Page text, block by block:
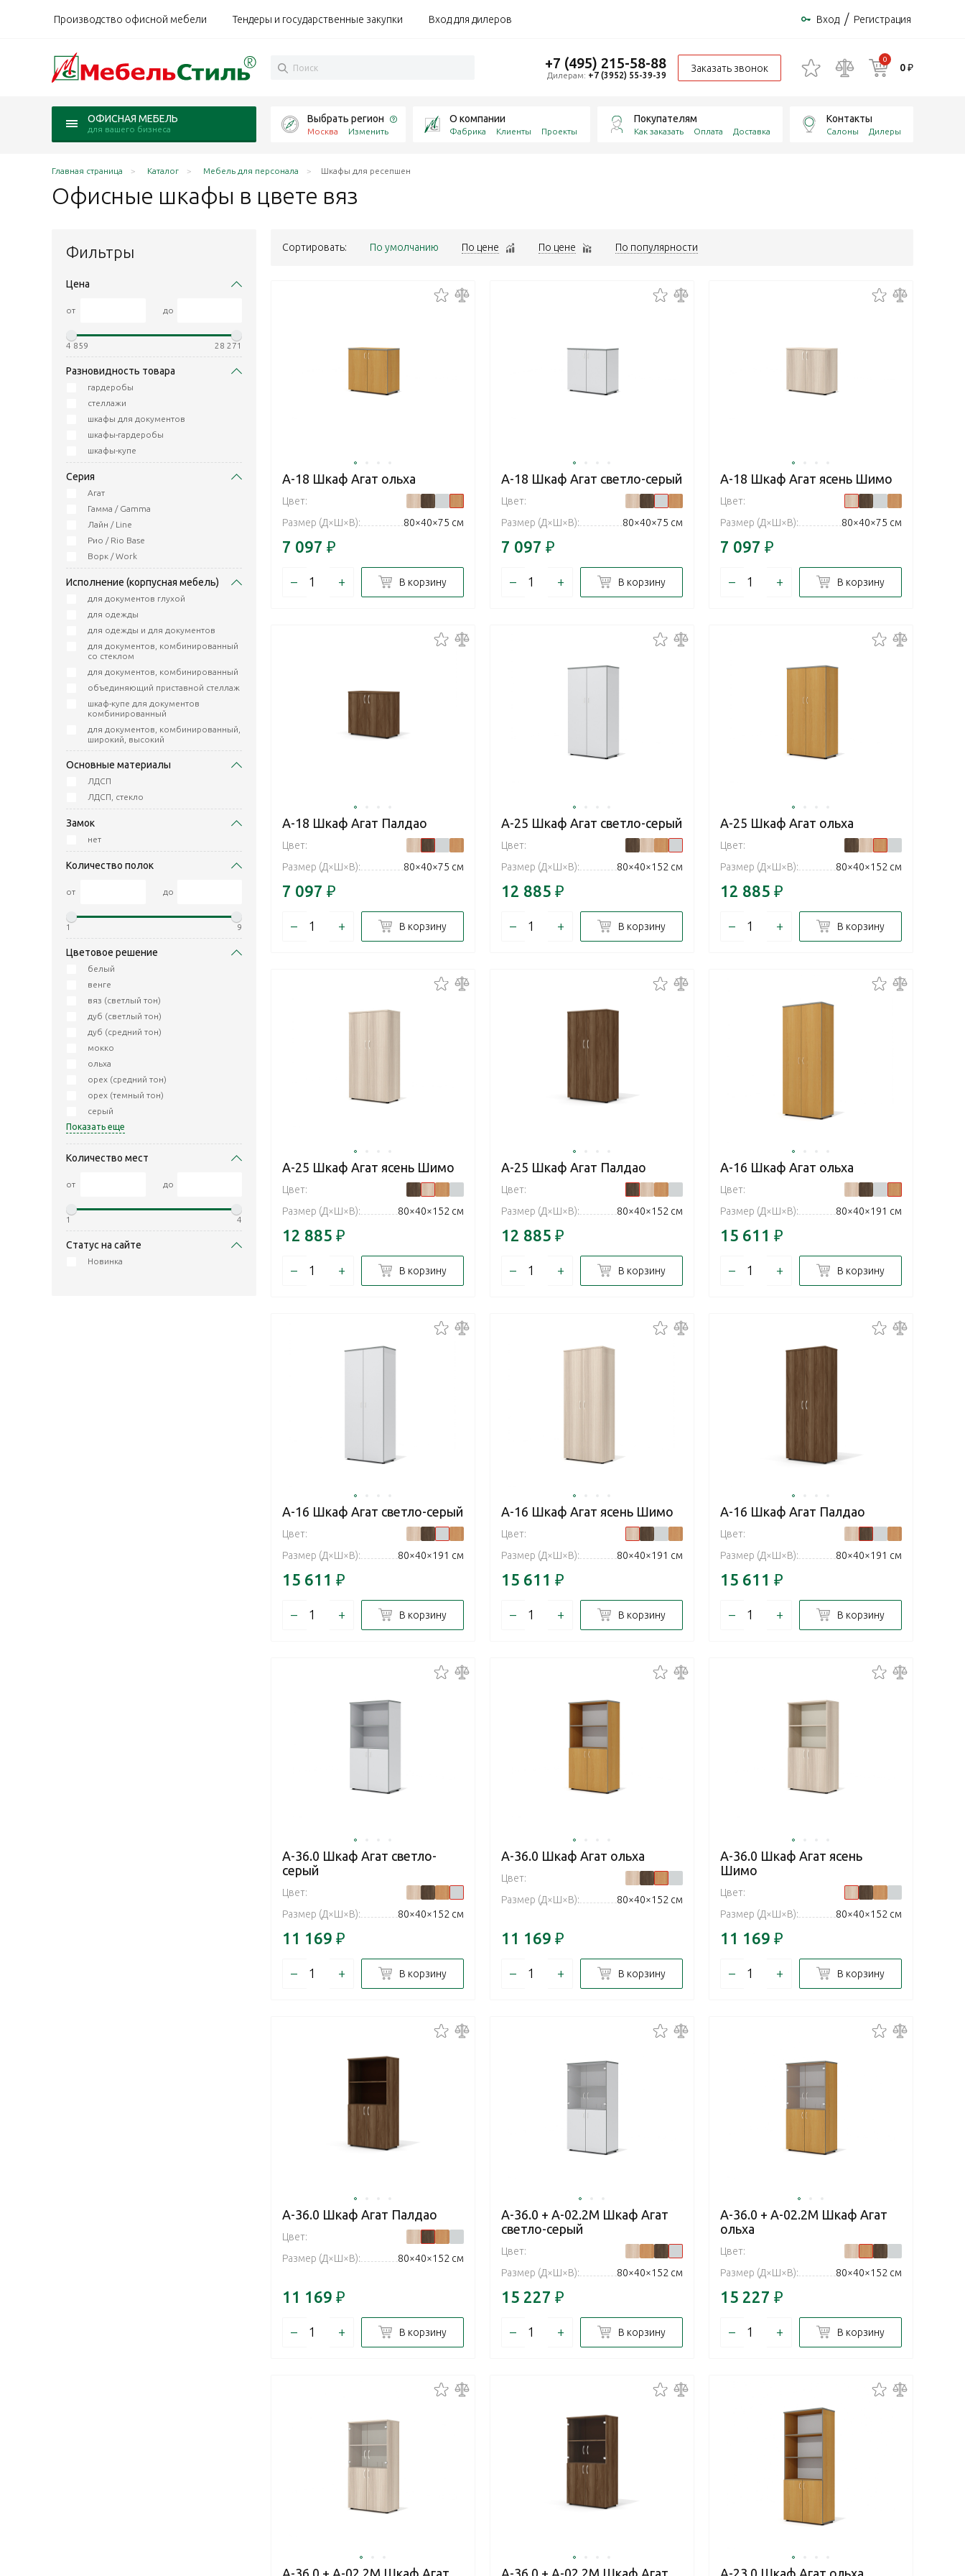
Производство офисной мебели Тендеры и государственные закупки Вход для дилеров Вход / Регистрация
+7 (495) 215-58-88
Дилерам: +7 (3952) 55-39-39
Заказать звонок
0
0 ₽
ОФИСНАЯ МЕБЕЛЬ
для вашего бизнеса
Выбрать регион
Москва Изменить
О компании
Фабрика Клиенты Проекты
Покупателям
Как заказать Оплата Доставка
Контакты
Салоны Дилеры
Главная страница Каталог Мебель для персонала Шкафы для ресепшен
Офисные шкафы в цвете вяз
Фильтры
Цена
от до
4 859 28 271
Разновидность товара
гардеробы
стеллажи
шкафы для документов
шкафы-гардеробы
шкафы-купе
Серия
Агат
Гамма / Gamma
Лайн / Line
Рио / Rio Base
Ворк / Work
Исполнение (корпусная мебель)
для документов глухой
для одежды
для одежды и для документов
для документов, комбинированный
со стеклом
для документов, комбинированный
объединяющий приставной стеллаж
шкаф-купе для документов
комбинированный
для документов, комбинированный,
широкий, высокий
Основные материалы
ЛДСП
ЛДСП, стекло
Замок
нет
Количество полок
от до
1 9
Цветовое решение
белый
венге
вяз (светлый тон)
дуб (светлый тон)
дуб (средний тон)
мокко
ольха
орех (средний тон)
орех (темный тон)
серый
Показать еще
Количество мест
от до
1 4
Статус на сайте
Новинка
Сортировать: По умолчанию По цене По цене По популярности
А-18 Шкаф Агат ольха
Цвет:
Размер (Д×Ш×В):
80×40×75 см
7 097 ₽
– + В корзину
А-18 Шкаф Агат светло-серый
Цвет:
Размер (Д×Ш×В):
80×40×75 см
7 097 ₽
– + В корзину
А-18 Шкаф Агат ясень Шимо
Цвет:
Размер (Д×Ш×В):
80×40×75 см
7 097 ₽
– + В корзину
А-18 Шкаф Агат Палдао
Цвет:
Размер (Д×Ш×В):
80×40×75 см
7 097 ₽
– + В корзину
А-25 Шкаф Агат светло-серый
Цвет:
Размер (Д×Ш×В):
80×40×152 см
12 885 ₽
– + В корзину
А-25 Шкаф Агат ольха
Цвет:
Размер (Д×Ш×В):
80×40×152 см
12 885 ₽
– + В корзину
А-25 Шкаф Агат ясень Шимо
Цвет:
Размер (Д×Ш×В):
80×40×152 см
12 885 ₽
– + В корзину
А-25 Шкаф Агат Палдао
Цвет:
Размер (Д×Ш×В):
80×40×152 см
12 885 ₽
– + В корзину
А-16 Шкаф Агат ольха
Цвет:
Размер (Д×Ш×В):
80×40×191 см
15 611 ₽
– + В корзину
А-16 Шкаф Агат светло-серый
Цвет:
Размер (Д×Ш×В):
80×40×191 см
15 611 ₽
– + В корзину
А-16 Шкаф Агат ясень Шимо
Цвет:
Размер (Д×Ш×В):
80×40×191 см
15 611 ₽
– + В корзину
А-16 Шкаф Агат Палдао
Цвет:
Размер (Д×Ш×В):
80×40×191 см
15 611 ₽
– + В корзину
А-36.0 Шкаф Агат светло-
серый
Цвет:
Размер (Д×Ш×В):
80×40×152 см
11 169 ₽
– + В корзину
А-36.0 Шкаф Агат ольха
Цвет:
Размер (Д×Ш×В):
80×40×152 см
11 169 ₽
– + В корзину
А-36.0 Шкаф Агат ясень
Шимо
Цвет:
Размер (Д×Ш×В):
80×40×152 см
11 169 ₽
– + В корзину
А-36.0 Шкаф Агат Палдао
Цвет:
Размер (Д×Ш×В):
80×40×152 см
11 169 ₽
– + В корзину
А-36.0 + А-02.2М Шкаф Агат
светло-серый
Цвет:
Размер (Д×Ш×В):
80×40×152 см
15 227 ₽
– + В корзину
А-36.0 + А-02.2М Шкаф Агат
ольха
Цвет:
Размер (Д×Ш×В):
80×40×152 см
15 227 ₽
– + В корзину
А-36.0 + А-02.2М Шкаф Агат А-36.0 + А-02.2М Шкаф Агат А-23.0 Шкаф Агат ольха